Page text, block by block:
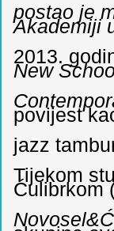
postao je
Akademiji
2013.
New
povijest
jazz
Tijekom
Ćulibrkom